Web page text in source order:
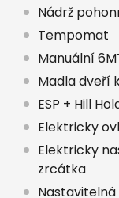
Nádrž
Tempomat
Manuální
Madla dveří
ESP + Hill
Elektricky
Elektricky
zrcátka